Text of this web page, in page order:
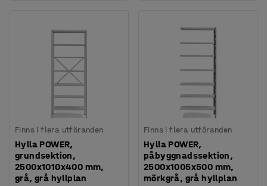
Finns i flera utföranden
Hylla POWER,
grundsektion,
2500x1010x400 mm,
grå, grå hyllplan
Finns i flera utföranden
Hylla POWER,
påbyggnadssektion,
2500x1005x500 mm,
mörkgrå, grå hyllplan